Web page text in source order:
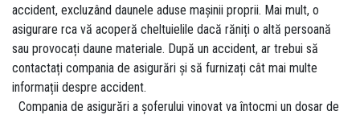
accident, excluzând daunele aduse mașinii proprii. Mai mult, o
asigurare rca vă acoperă cheltuielile dacă răniți o altă persoană
sau provocați daune materiale. După un accident, ar trebui să
contactați compania de asigurări și să furnizați cât mai multe
informații despre accident.
Compania de asigurări a șoferului vinovat va întocmi un dosar de